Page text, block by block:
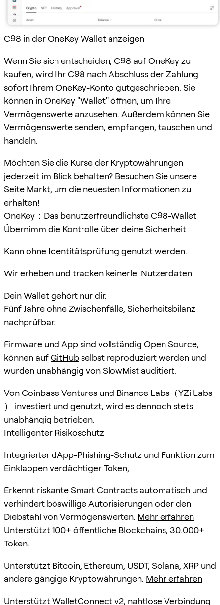
C98 in der OneKey Wallet anzeigen
Wenn Sie sich entscheiden, C98 auf OneKey zu
kaufen, wird Ihr C98 nach Abschluss der Zahlung
sofort Ihrem OneKey-Konto gutgeschrieben. Sie
können in OneKey "Wallet" öffnen, um Ihre
Vermögenswerte anzusehen. Außerdem können Sie
Vermögenswerte senden, empfangen, tauschen und
handeln.
Möchten Sie die Kurse der Kryptowährungen
jederzeit im Blick behalten? Besuchen Sie unsere
Seite Markt, um die neuesten Informationen zu
erhalten!
OneKey：Das benutzerfreundlichste C98-Wallet
Übernimm die Kontrolle über deine Sicherheit
Kann ohne Identitätsprüfung genutzt werden.
Wir erheben und tracken keinerlei Nutzerdaten.
Dein Wallet gehört nur dir.
Fünf Jahre ohne Zwischenfälle, Sicherheitsbilanz
nachprüfbar.
Firmware und App sind vollständig Open Source,
können aufGitHubselbst reproduziert werden und
wurden unabhängig von SlowMist auditiert.
Von Coinbase Ventures und Binance Labs（YZi Labs
） investiert und genutzt, wird es dennoch stets
unabhängig betrieben.
Intelligenter Risikoschutz
Integrierter dApp-Phishing-Schutz und Funktion zum
Einklappen verdächtiger Token,
Erkennt riskante Smart Contracts automatisch und
verhindert böswillige Autorisierungen oder den
Diebstahl von Vermögenswerten. Mehr erfahren
Unterstützt 100+ öffentliche Blockchains, 30.000+
Token.
Unterstützt Bitcoin, Ethereum, USDT, Solana, XRP und
andere gängige Kryptowährungen. Mehr erfahren
Unterstützt WalletConnect v2, nahtlose Verbindung